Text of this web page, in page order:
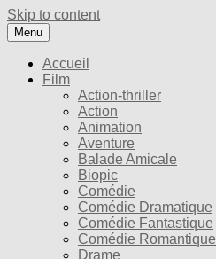
Skip to content
Menu
Accueil
Film
Action-thriller
Action
Animation
Aventure
Balade Amicale
Biopic
Comédie
Comédie Dramatique
Comédie Fantastique
Comédie Romantique
Drame